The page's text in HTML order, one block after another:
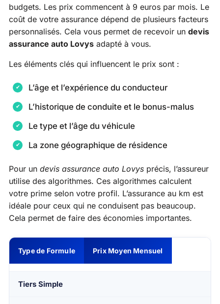
budgets. Les prix commencent à 9 euros par mois. Le
coût de votre assurance dépend de plusieurs facteurs
personnalisés. Cela vous permet de recevoir un devis
assurance auto Lovys adapté à vous.
Les éléments clés qui influencent le prix sont :
L’âge et l’expérience du conducteur
L’historique de conduite et le bonus-malus
Le type et l’âge du véhicule
La zone géographique de résidence
Pour un devis assurance auto Lovys précis, l’assureur
utilise des algorithmes. Ces algorithmes calculent
votre prime selon votre profil. L’assurance au km est
idéale pour ceux qui ne conduisent pas beaucoup.
Cela permet de faire des économies importantes.
Type de Formule Prix Moyen Mensuel
Tiers Simple